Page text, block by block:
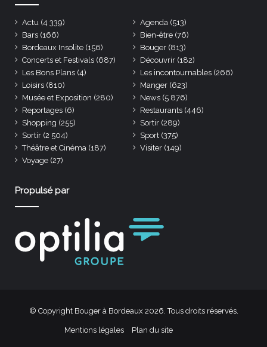
Actu (4 339) Agenda (513)
Bars (166) Bien-être (76)
Bordeaux Insolite (156) Bouger (813)
Concerts et Festivals (687) Découvrir (182)
Les Bons Plans (4) Les incontournables (266)
Loisirs (810) Manger (623)
Musée et Exposition (280) News (5 876)
Reportages (6) Restaurants (446)
Shopping (255) Sortir (289)
Sortir (2 504) Sport (375)
Théâtre et Cinéma (187) Visiter (149)
Voyage (27)
Propulsé par
© Copyright Bouger à Bordeaux 2026. Tous droits réservés.
Mentions légales Plan du site